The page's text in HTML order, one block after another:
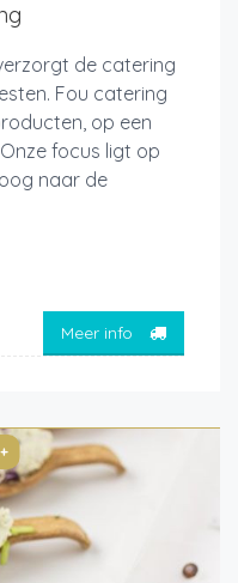
de catering
Fou catering
op een
focus ligt op
naar de
Meer info